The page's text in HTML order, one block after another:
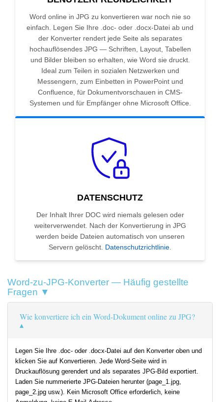
Word online in JPG zu konvertieren war noch nie so
einfach. Legen Sie Ihre .doc- oder .docx-Datei ab und
der Konverter rendert jede Seite als separates
hochauflösendes JPG — Schriften, Layout, Tabellen
und Bilder bleiben so erhalten, wie Word sie druckt.
Ideal zum Teilen in sozialen Netzwerken und
Messengern, zum Einbetten in PowerPoint und
Confluence, für Dokumentvorschauen in CMS-
Systemen und für Empfänger ohne Microsoft Office.
DATENSCHUTZ
Der Inhalt Ihrer DOC wird niemals gelesen oder
weiterverwendet. Nach der Konvertierung in JPG
werden beide Dateien automatisch von unseren
Servern gelöscht. Datenschutzrichtlinie.
Word-zu-JPG-Konverter — Häufig gestellte
Fragen ▼
Wie konvertiere ich ein Word-Dokument online zu JPG?
Legen Sie Ihre .doc- oder .docx-Datei auf den Konverter oben und
klicken Sie auf Konvertieren. Jede Word-Seite wird in
Druckauflösung gerendert und als separates JPG-Bild exportiert.
Laden Sie nummerierte JPG-Dateien herunter (page_1.jpg,
page_2.jpg usw.). Kein Microsoft Office erforderlich, keine